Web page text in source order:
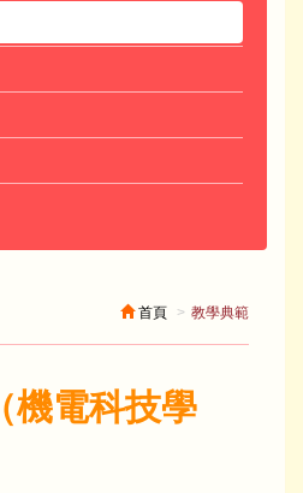
首頁 教學典範
機電科技學